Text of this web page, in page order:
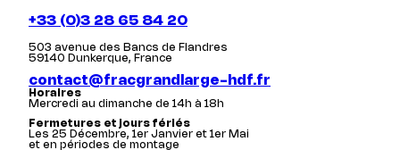
+33 (0)3 28 65 84 20
503 avenue des Bancs de Flandres
59140 Dunkerque, France
contact@fracgrandlarge-hdf.fr
Horaires
Mercredi au dimanche de 14h à 18h
Fermetures et jours fériés
Les 25 Décembre, 1er Janvier et 1er Mai
et en périodes de montage